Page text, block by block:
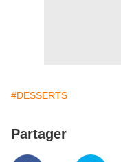
#DESSERTS
Partager